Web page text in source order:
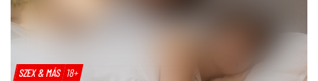
SZEX & MÁS 18+